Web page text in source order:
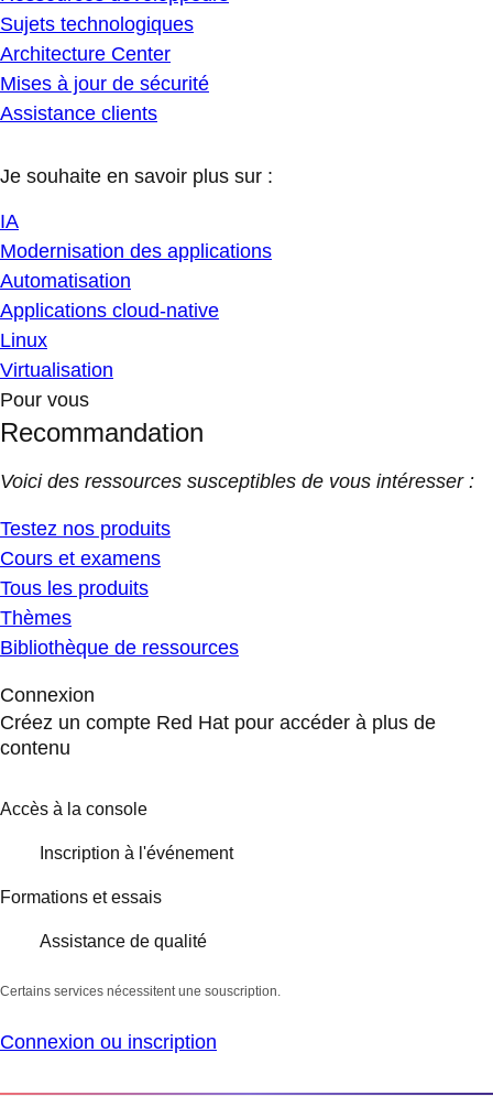
Sujets technologiques
Architecture Center
Mises à jour de sécurité
Assistance clients
Je souhaite en savoir plus sur :
IA
Modernisation des applications
Automatisation
Applications cloud-native
Linux
Virtualisation
Pour vous
Recommandation
Voici des ressources susceptibles de vous intéresser :
Testez nos produits
Cours et examens
Tous les produits
Thèmes
Bibliothèque de ressources
Connexion
Créez un compte Red Hat pour accéder à plus de
contenu
Accès à la console
Inscription à l'événement
Formations et essais
Assistance de qualité
Certains services nécessitent une souscription.
Connexion ou inscription